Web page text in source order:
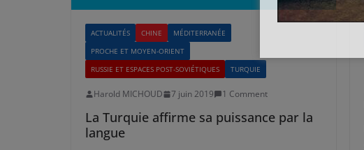
ACTUALITÉS CHINE
MÉDITERRANÉE
PROCHE ET MOYEN-ORIENT
RUSSIE ET ESPACES POST-SOVIÉTIQUES
TURQUIE
Harold MICHOUD 7 juin 2019 1 Comment
La Turquie affirme sa puissance par la
langue